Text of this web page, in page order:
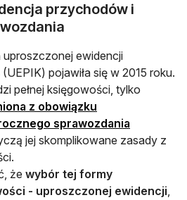
przychodów i
ewidencji
pojawiła się w 2015 roku.
pełnej księgowości, tylko
z obowiązku
sprawozdania
w nowej karcie
jej skomplikowane zasady z
że wybór tej formy
- uproszczonej ewidencji,